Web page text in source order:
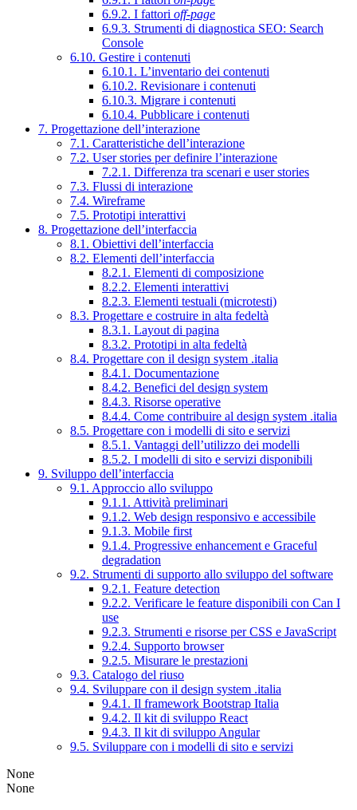
6.9.2. I fattori off-page
6.9.3. Strumenti di diagnostica SEO: Search
Console
6.10. Gestire i contenuti
6.10.1. L’inventario dei contenuti
6.10.2. Revisionare i contenuti
6.10.3. Migrare i contenuti
6.10.4. Pubblicare i contenuti
7. Progettazione dell’interazione
7.1. Caratteristiche dell’interazione
7.2. User stories per definire l’interazione
7.2.1. Differenza tra scenari e user stories
7.3. Flussi di interazione
7.4. Wireframe
7.5. Prototipi interattivi
8. Progettazione dell’interfaccia
8.1. Obiettivi dell’interfaccia
8.2. Elementi dell’interfaccia
8.2.1. Elementi di composizione
8.2.2. Elementi interattivi
8.2.3. Elementi testuali (microtesti)
8.3. Progettare e costruire in alta fedeltà
8.3.1. Layout di pagina
8.3.2. Prototipi in alta fedeltà
8.4. Progettare con il design system .italia
8.4.1. Documentazione
8.4.2. Benefici del design system
8.4.3. Risorse operative
8.4.4. Come contribuire al design system .italia
8.5. Progettare con i modelli di sito e servizi
8.5.1. Vantaggi dell’utilizzo dei modelli
8.5.2. I modelli di sito e servizi disponibili
9. Sviluppo dell’interfaccia
9.1. Approccio allo sviluppo
9.1.1. Attività preliminari
9.1.2. Web design responsivo e accessibile
9.1.3. Mobile first
9.1.4. Progressive enhancement e Graceful
degradation
9.2. Strumenti di supporto allo sviluppo del software
9.2.1. Feature detection
9.2.2. Verificare le feature disponibili con Can I
use
9.2.3. Strumenti e risorse per CSS e JavaScript
9.2.4. Supporto browser
9.2.5. Misurare le prestazioni
9.3. Catalogo del riuso
9.4. Sviluppare con il design system .italia
9.4.1. Il framework Bootstrap Italia
9.4.2. Il kit di sviluppo React
9.4.3. Il kit di sviluppo Angular
9.5. Sviluppare con i modelli di sito e servizi
None
None